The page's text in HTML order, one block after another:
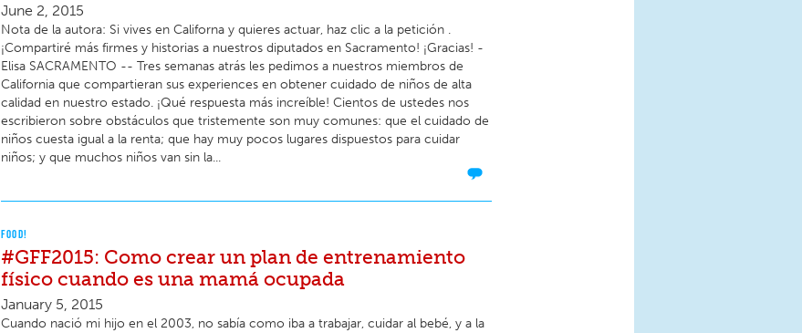
June 2, 2015
Nota de la autora: Si vives en Californa y quieres actuar, haz clic a la petición .
¡Compartiré más firmes y historias a nuestros diputados en Sacramento! ¡Gracias! -
Elisa SACRAMENTO -- Tres semanas atrás les pedimos a nuestros miembros de
California que compartieran sus experiences en obtener cuidado de niños de alta
calidad en nuestro estado. ¡Qué respuesta más increíble! Cientos de ustedes nos
escribieron sobre obstáculos que tristemente son muy comunes: que el cuidado de
niños cuesta igual a la renta; que hay muy pocos lugares dispuestos para cuidar
niños; y que muchos niños van sin la...
FOOD!
#GFF2015: Como crear un plan de entrenamiento
físico cuando es una mamá ocupada
January 5, 2015
Cuando nació mi hijo en el 2003, no sabía como iba a trabajar, cuidar al bebé, y a la